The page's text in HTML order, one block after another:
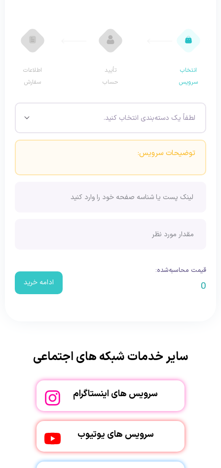
انتخاب
سرویس
تأیید
حساب
اطلاعات
سفارش
توضیحات سرویس:
قیمت محاسبه‌شده:
0 ادامه خرید
سایر خدمات شبکه های اجتماعی
سرویس های اینستاگرام
سرویس های یوتیوب